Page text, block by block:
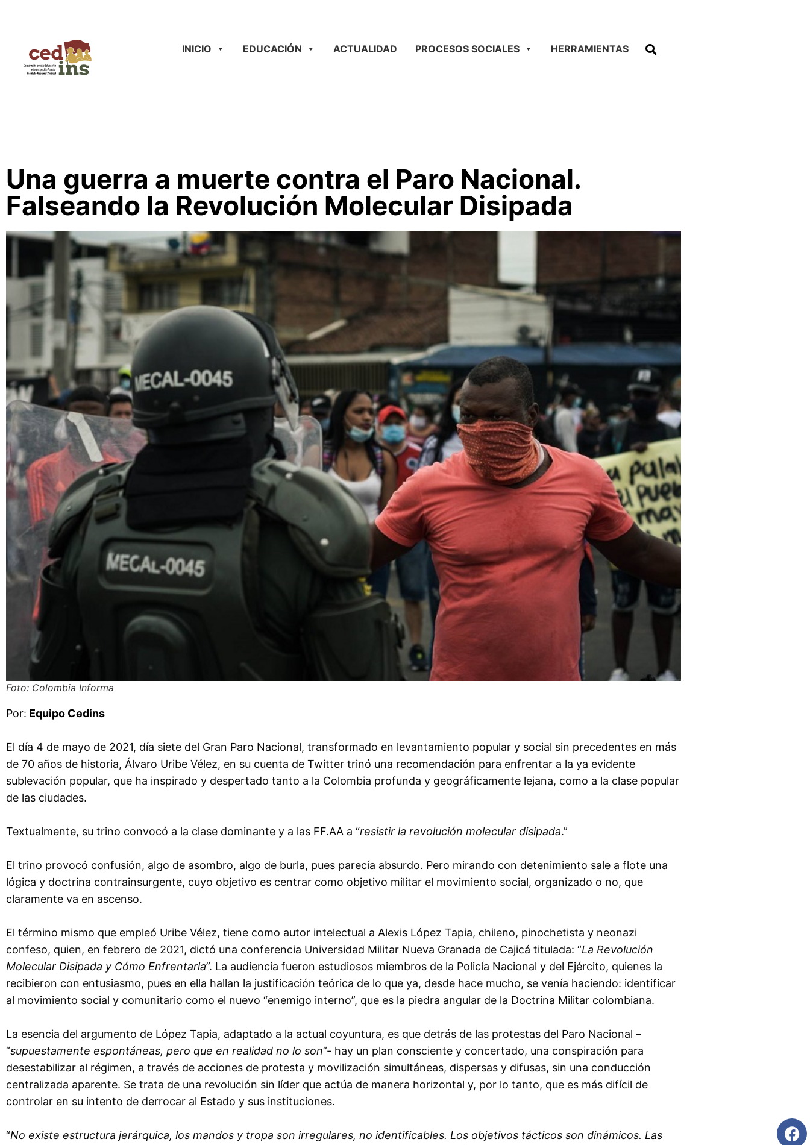
INICIO EDUCACIÓN ACTUALIDAD PROCESOS SOCIALES HERRAMIENTAS
Una guerra a muerte contra el Paro Nacional.
Falseando la Revolución Molecular Disipada
Foto: Colombia Informa
Por: Equipo Cedins
El día 4 de mayo de 2021, día siete del Gran Paro Nacional, transformado en levantamiento popular y social sin precedentes en más
de 70 años de historia, Álvaro Uribe Vélez, en su cuenta de Twitter trinó una recomendación para enfrentar a la ya evidente
sublevación popular, que ha inspirado y despertado tanto a la Colombia profunda y geográficamente lejana, como a la clase popular
de las ciudades.
Textualmente, su trino convocó a la clase dominante y a las FF.AA a “resistir la revolución molecular disipada.”
El trino provocó confusión, algo de asombro, algo de burla, pues parecía absurdo. Pero mirando con detenimiento sale a flote una
lógica y doctrina contrainsurgente, cuyo objetivo es centrar como objetivo militar el movimiento social, organizado o no, que
claramente va en ascenso.
El término mismo que empleó Uribe Vélez, tiene como autor intelectual a Alexis López Tapia, chileno, pinochetista y neonazi
confeso, quien, en febrero de 2021, dictó una conferencia Universidad Militar Nueva Granada de Cajicá titulada: “La Revolución
Molecular Disipada y Cómo Enfrentarla”. La audiencia fueron estudiosos miembros de la Policía Nacional y del Ejército, quienes la
recibieron con entusiasmo, pues en ella hallan la justificación teórica de lo que ya, desde hace mucho, se venía haciendo: identificar
al movimiento social y comunitario como el nuevo “enemigo interno”, que es la piedra angular de la Doctrina Militar colombiana.
La esencia del argumento de López Tapia, adaptado a la actual coyuntura, es que detrás de las protestas del Paro Nacional –
“supuestamente espontáneas, pero que en realidad no lo son”- hay un plan consciente y concertado, una conspiración para
desestabilizar al régimen, a través de acciones de protesta y movilización simultáneas, dispersas y difusas, sin una conducción
centralizada aparente. Se trata de una revolución sin líder que actúa de manera horizontal y, por lo tanto, que es más difícil de
controlar en su intento de derrocar al Estado y sus instituciones.
“No existe estructura jerárquica, los mandos y tropa son irregulares, no identificables. Los objetivos tácticos son dinámicos. Las